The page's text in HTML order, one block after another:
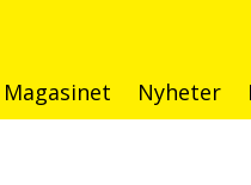
Magasinet Nyheter